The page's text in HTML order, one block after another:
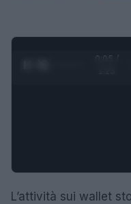
0:06 /
L’attività sui wallet